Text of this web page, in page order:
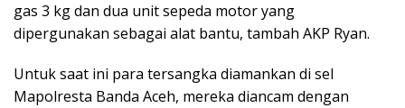
gas 3 kg dan dua unit sepeda motor yang
dipergunakan sebagai alat bantu, tambah AKP Ryan.
Untuk saat ini para tersangka diamankan di sel
Mapolresta Banda Aceh, mereka diancam dengan